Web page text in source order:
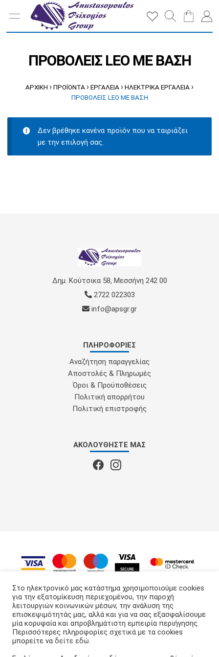
ΠΡΟΒΟΛΕΙΣ LEO ΜΕ ΒΑΣΗ
ΑΡΧΙΚΉ › ΠΡΟΪΌΝΤΑ › ΕΡΓΑΛΕΙΑ › ΗΛΕΚΤΡΙΚΑ ΕΡΓΑΛΕΙΑ ›
ΠΡΟΒΟΛΕΙΣ LEO ΜΕ ΒΑΣΗ
Δεν βρέθηκε κανένα προϊόν που να ταιριάζει
με την επιλογή σας.
Δημ. Κούτσικα 58, Μεσσήνη 242 00
2722 022303
info@apsgr.gr
ΠΛΗΡΟΦΟΡΊΕΣ
Αναζήτηση παραγγελίας
Αποστολές & Πληρωμές
Όροι & Προϋποθέσεις
Πολιτική απορρήτου
Πολιτική επιστροφής
ΑΚΟΛΟΥΘΉΣΤΕ ΜΑΣ
APS GROUP © 2022 - 2026
Στο ηλεκτρονικό μας κατάστημα χρησιμοποιούμε cookies
για την εξατομίκευση περιεχομένου, την παροχή
λειτουργιών κοινωνικών μέσων, την ανάλυση της
επισκεψιμότητάς μας, αλλά και για να σας εξασφαλίσουμε
μία κορυφαία και απροβλημάτιστη εμπειρία περιήγησης.
Περισσότερες πληροφορίες σχετικά με τα cookies
μπορείτε να δείτε εδώ.